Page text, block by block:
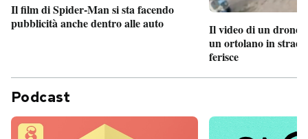
Il film di Spider-Man si sta facendo
pubblicità anche dentro alle auto
Il video di un drone
un ortolano in
ferisce
Podcast